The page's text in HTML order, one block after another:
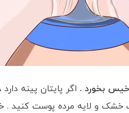
خیس بخورد . اگر پایتان پینه
و لایه مرده پوست‌ کنید .